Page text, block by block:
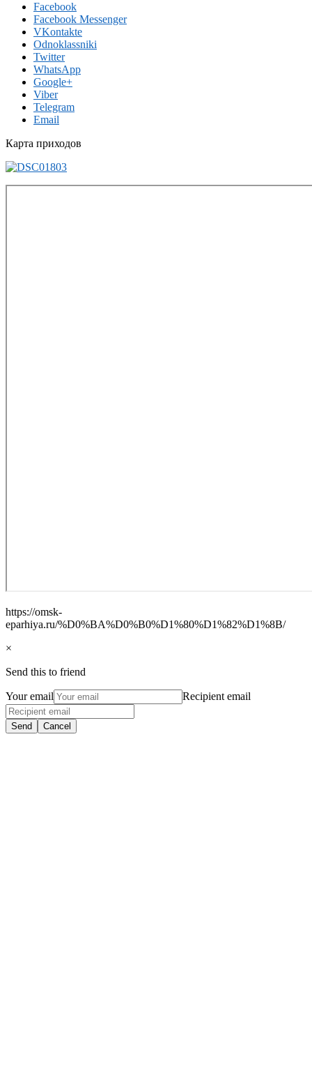
Facebook
Facebook Messenger
VKontakte
Odnoklassniki
Twitter
WhatsApp
Google+
Viber
Telegram
Email
Карта приходов
https://omsk-
eparhiya.ru/%D0%BA%D0%B0%D1%80%D1%82%D1%8B/
×
Send this to friend
Your email Recipient email
Send Cancel